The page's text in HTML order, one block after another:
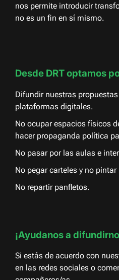
nos permite introducir
no es un fin en sí mismo.
Desde DRT optamos
Difundir nuestras
plataformas digitales.
No ocupar espacios físicos
hacer propaganda política
No pasar por las aulas e
No pegar carteles y no pintar
No repartir panfletos.
¡Ayudanos a
Si estás de acuerdo con
en las redes sociales o